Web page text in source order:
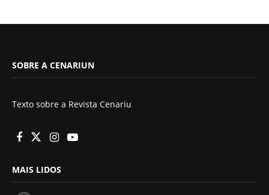
SOBRE A CENARIUN
Texto sobre a Revista Cenariu
MAIS LIDOS